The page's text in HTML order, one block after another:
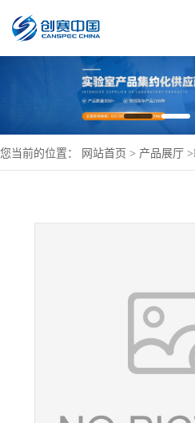
您当前的位置： 网站首页 > 产品展厅 >